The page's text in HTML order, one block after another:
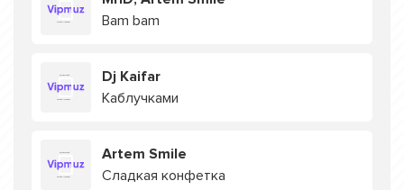
Bam bam
Dj Kaifar
Каблучками
Artem Smile
Сладкая конфетка